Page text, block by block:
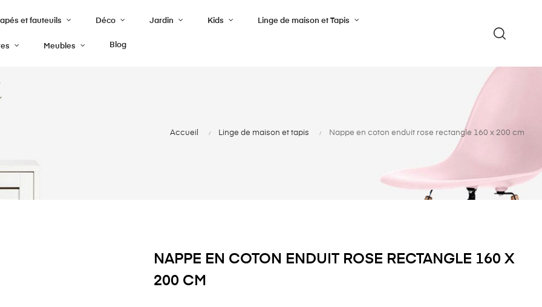
et fauteuils Déco Jardin Kids Linge de maison et Tapis
Meubles Blog
Accueil Linge de maison et tapis Nappe en coton enduit rose rectangle 160 x 200 cm
NAPPE EN COTON ENDUIT ROSE RECTANGLE 160 X
200 CM